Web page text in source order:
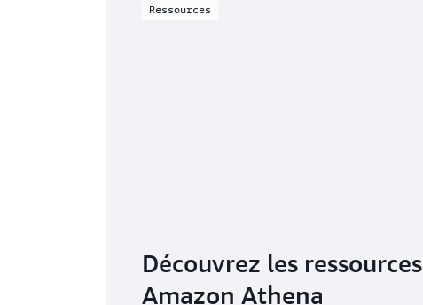
Ressources
Découvrez les ressources
Amazon Athena